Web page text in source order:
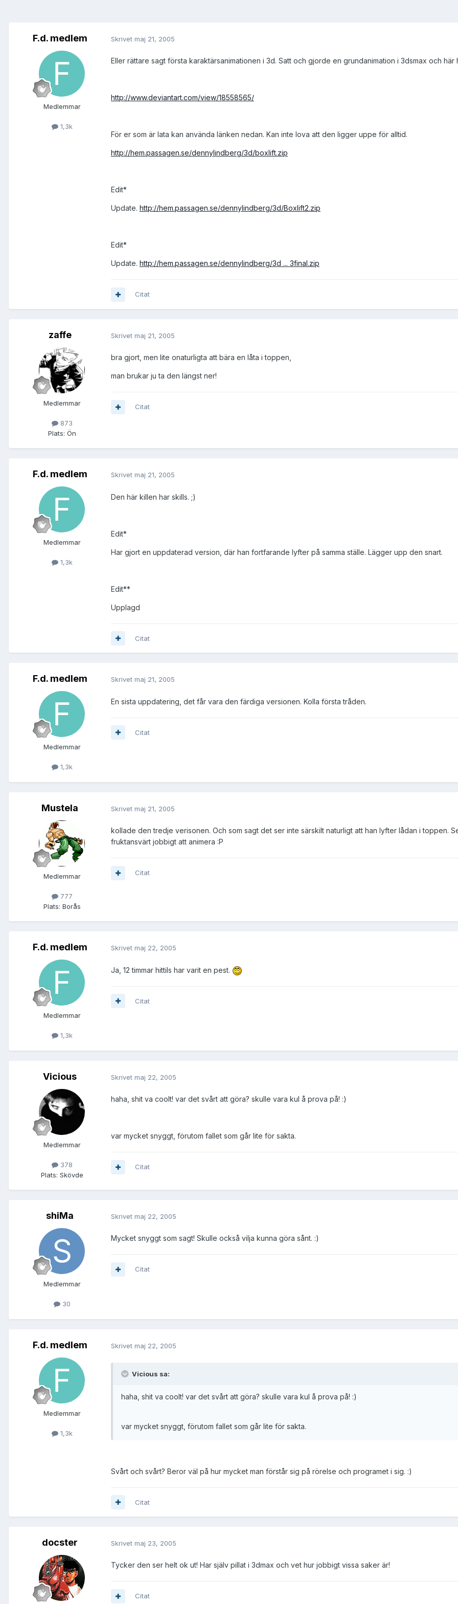
F.d. medlem
Medlemmar
1,3k
Skrivet maj 21, 2005
Eller rättare sagt första karaktärsanimationen i 3d. Satt och gjorde en grundanimation i 3dsmax och här
http://www.deviantart.com/view/18558565/
För er som är lata kan använda länken nedan. Kan inte lova att den ligger uppe för alltid.
http://hem.passagen.se/dennylindberg/3d/boxlift.zip
Edit*
Update. http://hem.passagen.se/dennylindberg/3d/Boxlift2.zip
Edit*
Update. http://hem.passagen.se/dennylindberg/3d ... 3final.zip
Citat
zaffe
Medlemmar
873
Plats: Ön
Skrivet maj 21, 2005
bra gjort, men lite onaturligta att bära en låta i toppen,
man brukar ju ta den längst ner!
Citat
F.d. medlem
Medlemmar
1,3k
Skrivet maj 21, 2005
Den här killen har skills. ;)
Edit*
Har gjort en uppdaterad version, där han fortfarande lyfter på samma ställe. Lägger upp den snart.
Edit**
Upplagd
Citat
F.d. medlem
Medlemmar
1,3k
Skrivet maj 21, 2005
En sista uppdatering, det får vara den färdiga versionen. Kolla första tråden.
Citat
Mustela
Medlemmar
777
Plats: Borås
Skrivet maj 21, 2005
kollade den tredje verisonen. Och som sagt det ser inte särskilt naturligt att han lyfter lådan i toppen.
fruktansvärt jobbigt att animera :P
Citat
F.d. medlem
Medlemmar
1,3k
Skrivet maj 22, 2005
Ja, 12 timmar hittils har varit en pest.
Citat
Vicious
Medlemmar
378
Plats: Skövde
Skrivet maj 22, 2005
haha, shit va coolt! var det svårt att göra? skulle vara kul å prova på! :)
var mycket snyggt, förutom fallet som går lite för sakta.
Citat
shiMa
Medlemmar
30
Skrivet maj 22, 2005
Mycket snyggt som sagt! Skulle också vilja kunna göra sånt. :)
Citat
F.d. medlem
Medlemmar
1,3k
Skrivet maj 22, 2005
Vicious sa:
haha, shit va coolt! var det svårt att göra? skulle vara kul å prova på! :)
var mycket snyggt, förutom fallet som går lite för sakta.
Svårt och svårt? Beror väl på hur mycket man förstår sig på rörelse och programet i sig. :)
Citat
docster Skrivet maj 23, 2005
Tycker den ser helt ok ut! Har själv pillat i 3dmax och vet hur jobbigt vissa saker är!
Citat